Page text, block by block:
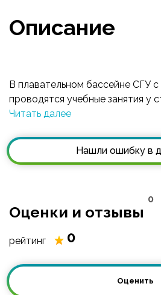
Описание
В плавательном бассейне СГУ с
проводятся учебные занятия у
и заочной формы обучения.
физкультурно-
посещения бассейна(разовые),
занятия по направлению
возможность приобретения
«Пенсионный». Длина дорожки
бассейн СГУ закрывается на
работы. Открытие бассейна
Читать далее
Нашли ошибку в
Оценки и отзывы
0
рейтинг 0
Оценить